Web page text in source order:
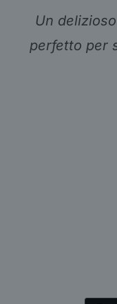
Un
perfetto per